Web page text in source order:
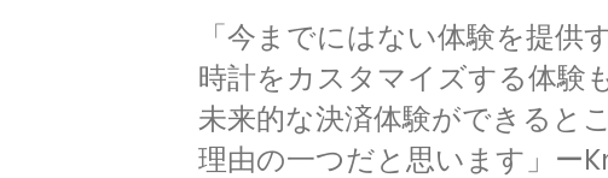
「今までにはない​体験を​提供
時計を​カスタマイズする​体験
未来的な​決済体験が​できる​と
理由の​一つだと​思います」ー